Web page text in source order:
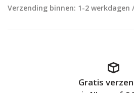
Verzending binnen: 1-2 werkdagen
Gratis